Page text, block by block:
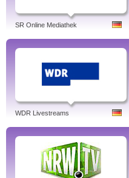
SR Online Mediathek
WDR Livestreams